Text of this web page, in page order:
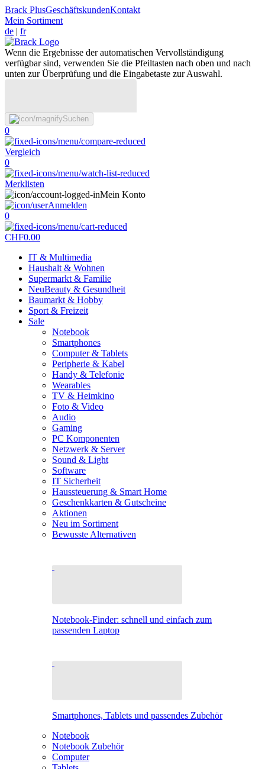
Brack PlusGeschäftskundenKontakt
Mein Sortiment
de | fr
Wenn die Ergebnisse der automatischen Vervollständigung
verfügbar sind, verwenden Sie die Pfeiltasten nach oben und nach
unten zur Überprüfung und die Eingabetaste zur Auswahl.
Suchen
0
Vergleich
0
Merklisten
Mein Konto
Anmelden
0
CHF0.00
IT & Multimedia
Haushalt & Wohnen
Supermarkt & Familie
NeuBeauty & Gesundheit
Baumarkt & Hobby
Sport & Freizeit
Sale
Notebook
Smartphones
Computer & Tablets
Peripherie & Kabel
Handy & Telefonie
Wearables
TV & Heimkino
Foto & Video
Audio
Gaming
PC Komponenten
Netzwerk & Server
Sound & Light
Software
IT Sicherheit
Haussteuerung & Smart Home
Geschenkkarten & Gutscheine
Aktionen
Neu im Sortiment
Bewusste Alternativen
Notebook-Finder: schnell und einfach zum
passenden Laptop
Smartphones, Tablets und passendes Zubehör
Notebook
Notebook Zubehör
Computer